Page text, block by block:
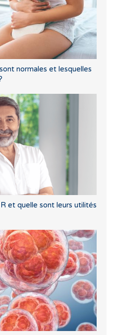
normales et lesquelles
et quelle sont leurs utilités